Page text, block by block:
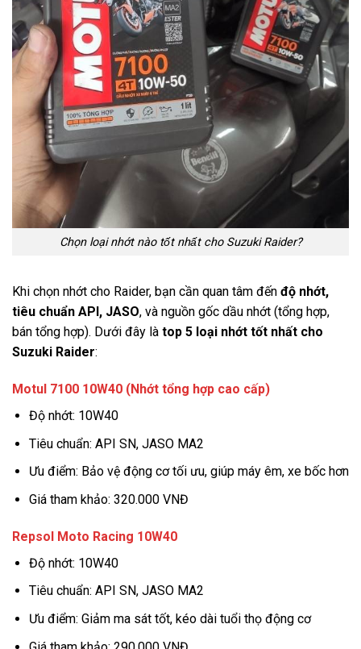
Chọn loại nhớt nào tốt nhất cho Suzuki Raider?
Khi chọn nhớt cho Raider, bạn cần quan tâm đến độ nhớt,
tiêu chuẩn API, JASO, và nguồn gốc dầu nhớt (tổng hợp,
bán tổng hợp). Dưới đây là top 5 loại nhớt tốt nhất cho
Suzuki Raider:
Motul 7100 10W40 (Nhớt tổng hợp cao cấp)
Độ nhớt: 10W40
Tiêu chuẩn: API SN, JASO MA2
Ưu điểm: Bảo vệ động cơ tối ưu, giúp máy êm, xe bốc hơn
Giá tham khảo: 320.000 VNĐ
Repsol Moto Racing 10W40
Độ nhớt: 10W40
Tiêu chuẩn: API SN, JASO MA2
Ưu điểm: Giảm ma sát tốt, kéo dài tuổi thọ động cơ